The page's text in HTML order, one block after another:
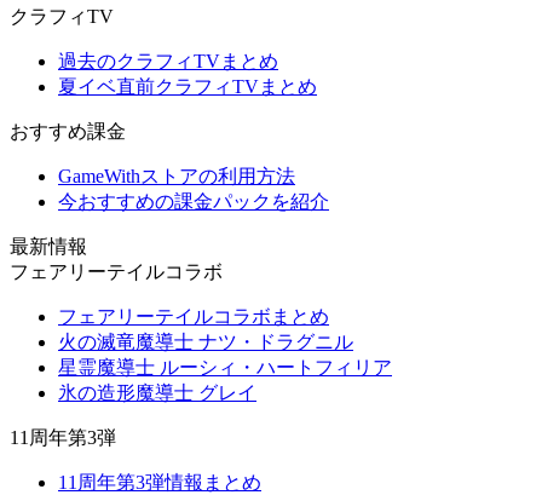
クラフィTV
過去のクラフィTVまとめ
夏イベ直前クラフィTVまとめ
おすすめ課金
GameWithストアの利用方法
今おすすめの課金パックを紹介
最新情報
フェアリーテイルコラボ
フェアリーテイルコラボまとめ
火の滅竜魔導士 ナツ・ドラグニル
星霊魔導士 ルーシィ・ハートフィリア
氷の造形魔導士 グレイ
11周年第3弾
11周年第3弾情報まとめ